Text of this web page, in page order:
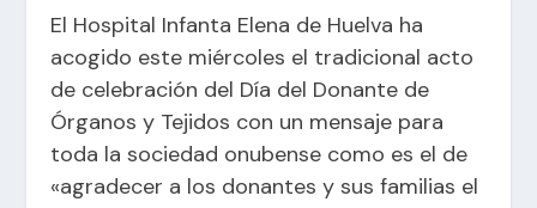
El Hospital Infanta Elena de Huelva ha
acogido este miércoles el tradicional acto
de celebración del Día del Donante de
Órganos y Tejidos con un mensaje para
toda la sociedad onubense como es el de
«agradecer a los donantes y sus familias el